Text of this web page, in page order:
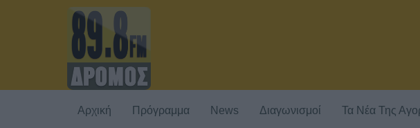
Αρχική Πρόγραμμα News Διαγωνισμοί Τα Νέα Της